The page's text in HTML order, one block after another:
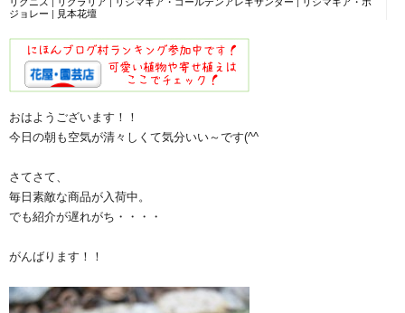
ジョレー | 見本花壇
おはようございます！！
今日の朝も空気が清々しくて気分いい～です(^^ゞ
さてさて、
毎日素敵な商品が入荷中。
でも紹介が遅れがち・・・・
がんばります！！